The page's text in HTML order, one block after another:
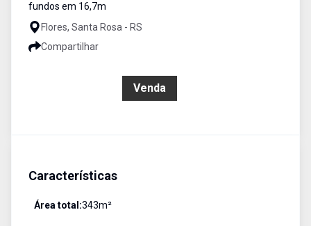
fundos em 16,7m
Flores, Santa Rosa - RS
Compartilhar
Venda
Características
Área total:343m²